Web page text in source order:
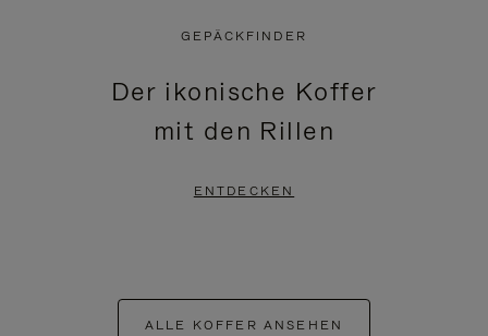
GEPÄCKFINDER
Der ikonische Koffer
mit den Rillen
ENTDECKEN
ALLE KOFFER ANSEHEN